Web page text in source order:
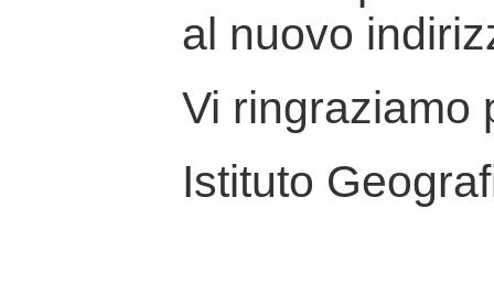
al nuovo
Vi ringraziamo
Istituto